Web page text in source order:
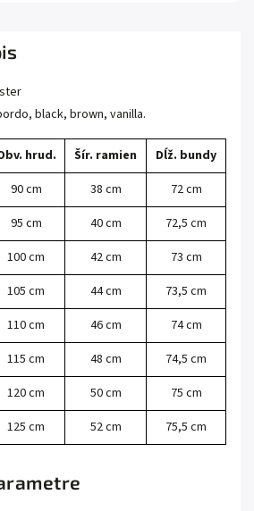
black, brown, vanilla.
hrud. Šír. ramien
Dĺž. bundy
90 cm 38 cm
72 cm
95 cm 40 cm
72,5 cm
100 cm 42 cm
73 cm
105 cm 44 cm
73,5 cm
110 cm 46 cm
74 cm
115 cm 48 cm
74,5 cm
120 cm 50 cm
75 cm
125 cm 52 cm 75,5 cm